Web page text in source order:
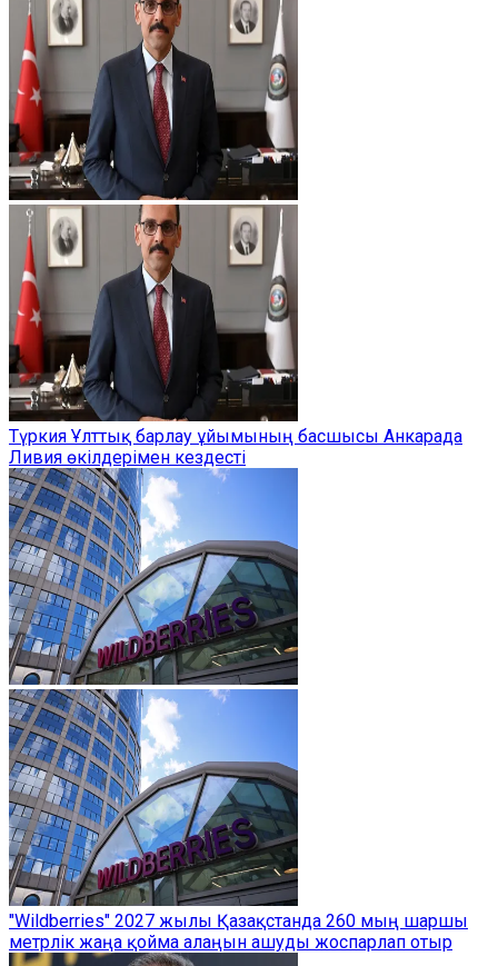
Түркия Ұлттық барлау ұйымының басшысы Анкарада
Ливия өкілдерімен кездесті
"Wildberries" 2027 жылы Қазақстанда 260 мың шаршы
метрлік жаңа қойма алаңын ашуды жоспарлап отыр